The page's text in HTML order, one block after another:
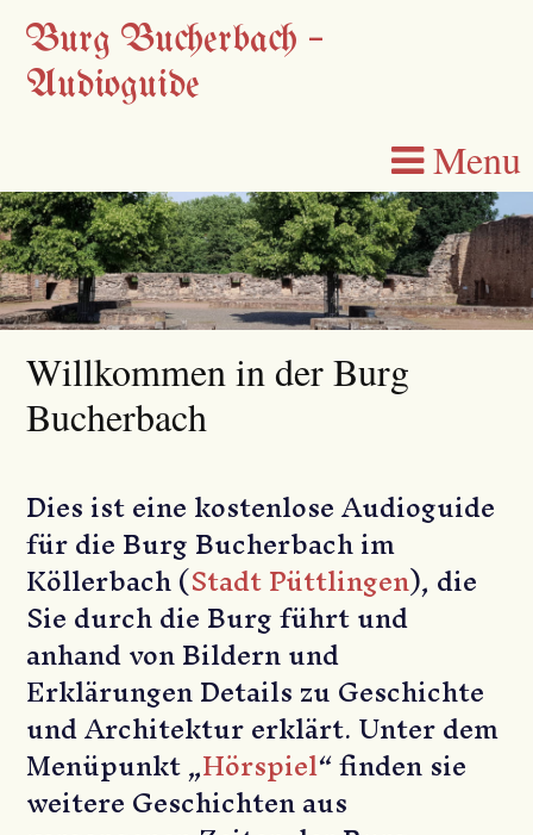
Burg Bucherbach –
Audioguide
content
Menu
Willkommen in der Burg
Bucherbach
Dies ist eine kostenlose Audioguide
für die Burg Bucherbach im
Köllerbach (Stadt Püttlingen), die
Sie durch die Burg führt und
anhand von Bildern und
Erklärungen Details zu Geschichte
und Architektur erklärt. Unter dem
Menüpunkt „Hörspiel“ finden sie
weitere Geschichten aus